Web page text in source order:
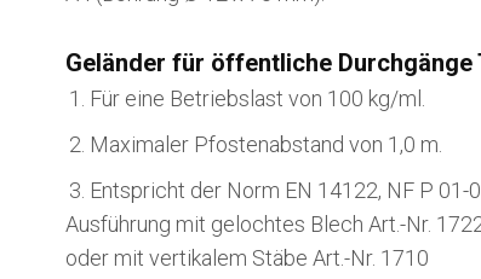
Geländer für öffentliche Durchgänge
Für eine Betriebslast von 100 kg/ml.
Maximaler Pfostenabstand von 1,0 m.
Entspricht der Norm EN 14122, NF P 01-
Ausführung mit gelochtes Blech Art.-Nr.
oder mit vertikalem Stäbe Art.-Nr. 1710